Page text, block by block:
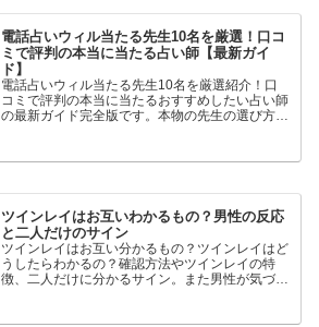
電話占いウィル当たる先生10名を厳選！口コ
ミで評判の本当に当たる占い師【最新ガイ
ド】
電話占いウィル当たる先生10名を厳選紹介！口
コミで評判の本当に当たるおすすめしたい占い師
の最新ガイド完全版です。本物の先生の選び方や
ツインレイはお互いわかるもの？男性の反応
と二人だけのサイン
ツインレイはお互い分かるもの？ツインレイはど
うしたらわかるの？確認方法やツインレイの特
徴、二人だけに分かるサイン。また男性が気づい